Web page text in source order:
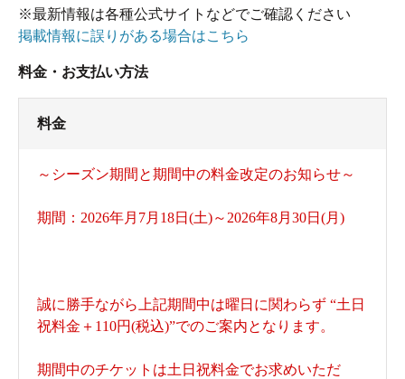
下駄箱で靴を脱ぎます
※最新情報は各種公式サイトなどでご確認ください
掲載情報に誤りがある場合はこちら
料金・お支払い方法
料金
～シーズン期間と期間中の料金改定のお知らせ～
期間：2026年月7月18日(土)～2026年8月30日(月)
誠に勝手ながら上記期間中は曜日に関わらず “土日
祝料金＋110円(税込)”でのご案内となります。
期間中のチケットは土日祝料金でお求めいただ